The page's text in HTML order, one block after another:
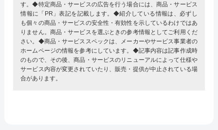
す。◆特定商品・サービスの広告を行う場合には、商品・サービス
情報に「PR」表記を記載します。◆紹介している情報は、必ずし
も個々の商品・サービスの安全性・有効性を示しているわけではあ
りません。商品・サービスを選ぶときの参考情報としてご利用くだ
さい。◆商品・サービススペックは、メーカーやサービス事業者の
ホームページの情報を参考にしています。◆記事内容は記事作成時
のもので、その後、商品・サービスのリニューアルによって仕様や
サービス内容が変更されていたり、販売・提供が中止されている場
合があります。